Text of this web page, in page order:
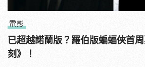
電影
已超越諾蘭版？羅伯版蝙蝠俠首
刻》！